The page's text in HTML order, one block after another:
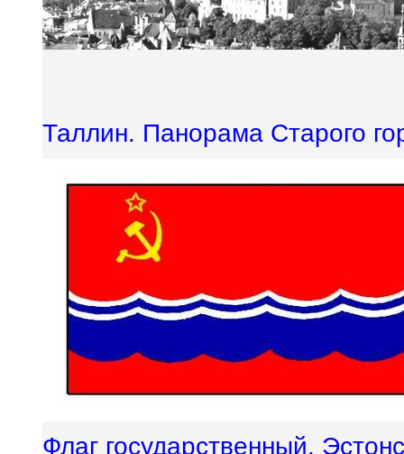
Таллин. Панорама Старого
Флаг государственный.